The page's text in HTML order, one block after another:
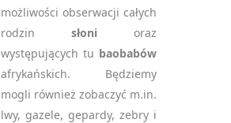
możliwości obserwacji całych
rodzin słoni oraz
występujących tu baobabów
afrykańskich. Będziemy
mogli również zobaczyć m.in.
lwy, gazele, gepardy, zebry i